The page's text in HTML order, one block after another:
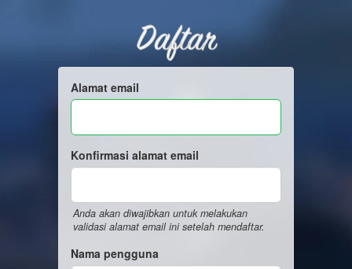
Daftar
Alamat email
Konfirmasi alamat email
Anda akan diwajibkan untuk melakukan
validasi alamat email ini setelah mendaftar.
Nama pengguna